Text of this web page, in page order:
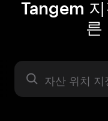
Tangem
른
자산 라벨